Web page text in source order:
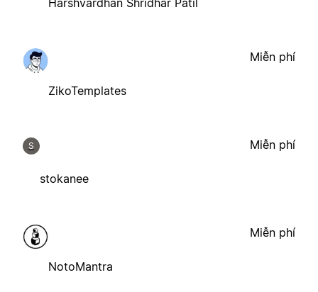
ZikoTemplates
Miễn phí
S
stokanee
Miễn phí
NotoMantra
Miễn phí